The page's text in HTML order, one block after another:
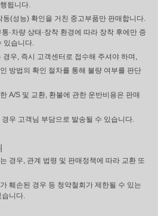
됩니다.
(성능) 확인을 거친 중고부품만 판매합니다.
·차량 상태·장착 환경에 따라 장착 후에만 증
있습니다.
우, 즉시 고객센터로 접수해 주셔야 하며,
방법의 확인 절차를 통해 불량 여부를 판단
A/S 및 교환, 환불에 관한 운반비용은 판매
우 고객님 부담으로 발송될 수 있습니다.
경우, 관계 법령 및 판매정책에 따라 교환 또
훼손된 경우 등 청약철회가 제한될 수 있는
습니다.